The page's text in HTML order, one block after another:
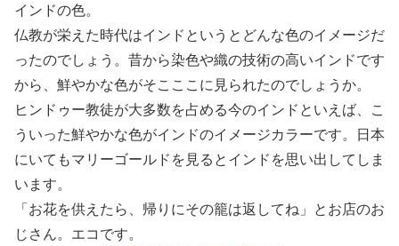
インドの色。
仏教が栄えた時代はインドというとどんな色のイメージだ
ったのでしょう。昔から染色や織の技術の高いインドです
から、鮮やかな色がそこここに見られたのでしょうか。
ヒンドゥー教徒が大多数を占める今のインドといえば、こ
ういった鮮やかな色がインドのイメージカラーです。日本
にいてもマリーゴールドを見るとインドを思い出してしま
います。
「お花を供えたら、帰りにその籠は返してね」とお店のお
じさん。エコです。